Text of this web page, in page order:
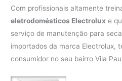
Com profissionais altamente
eletrodomésticos Electrolux e
serviço de manutenção para
importados da marca Electrolux,
consumidor no seu bairro Vila